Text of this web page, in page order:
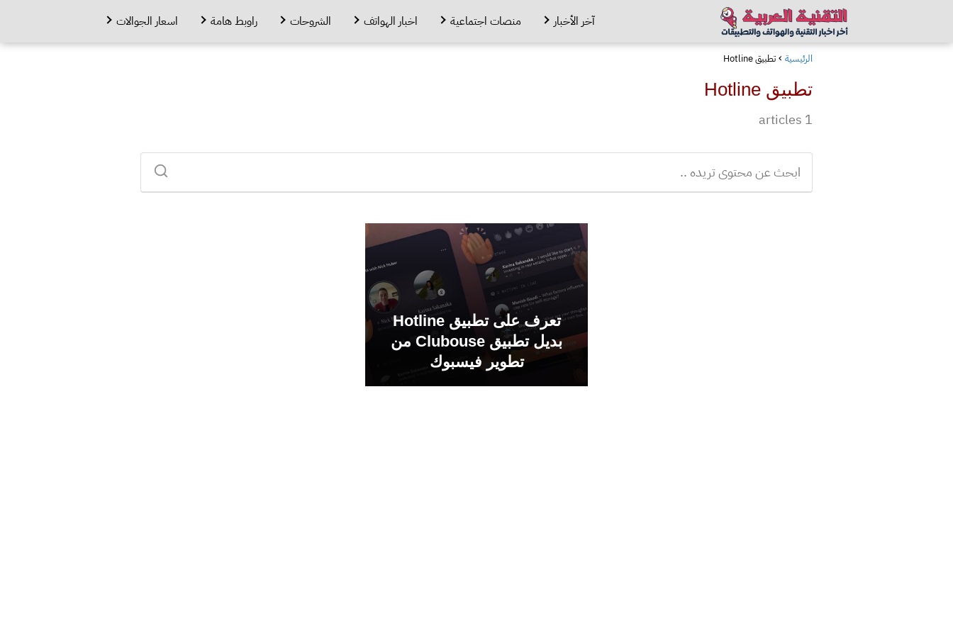
آخر الأخبار منصات اجتماعية اخبار الهواتف الشروحات راوبط هامة اسعار الجوالات
الرئيسية تطبيق Hotline
تطبيق Hotline
1 articles
تعرف على تطبيق Hotline
بديل تطبيق Clubouse من
تطوير فيسبوك